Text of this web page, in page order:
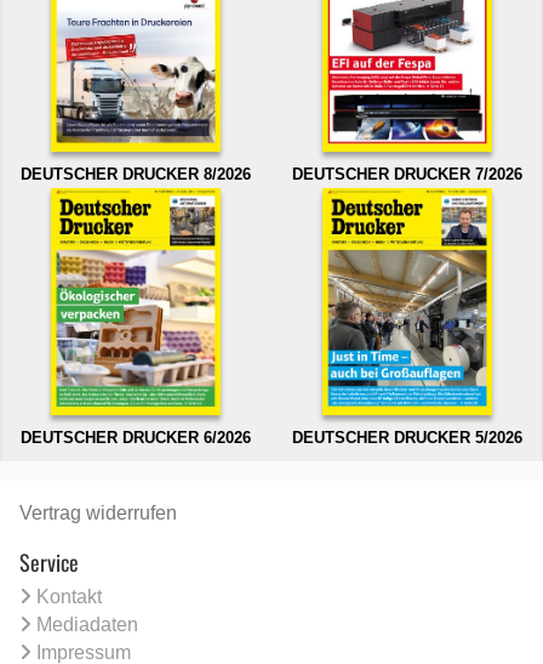
DEUTSCHER DRUCKER 8/2026 DEUTSCHER DRUCKER 7/2026
DEUTSCHER DRUCKER 6/2026 DEUTSCHER DRUCKER 5/2026
Vertrag widerrufen
Service
Kontakt
Mediadaten
Impressum